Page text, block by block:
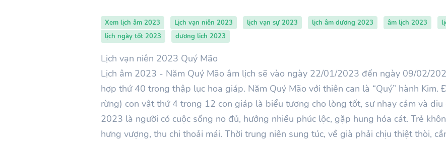
Xem lịch âm 2023 Lịch vạn niên 2023 lịch vạn sự 2023 lịch âm dương 2023 âm lịch 2023
lịch ngày tốt 2023
dương lịch 2023
Lịch vạn niên 2023 Quý Mão
Lịch âm 2023 - Năm Quý Mão âm lịch sẽ vào ngày 22/01/2023 đến ngày 09/02/
hợp thứ40 trong thập lục hoa giáp. Năm Quý Mão với thiên can là “Quý” hành Kim.
rừng) con vật thứ 4 trong 12 con giáp là biểu tượng cho lòng tốt, sự nhạy cảm và
2023 là người có cuộc sống no đủ, hưởng nhiều phúc lộc, gặp hung hóa cát. Trẻ
hưng vượng, thu chi thoải mái. Thời trung niên sung túc, về già phải chịu thiệt thòi,